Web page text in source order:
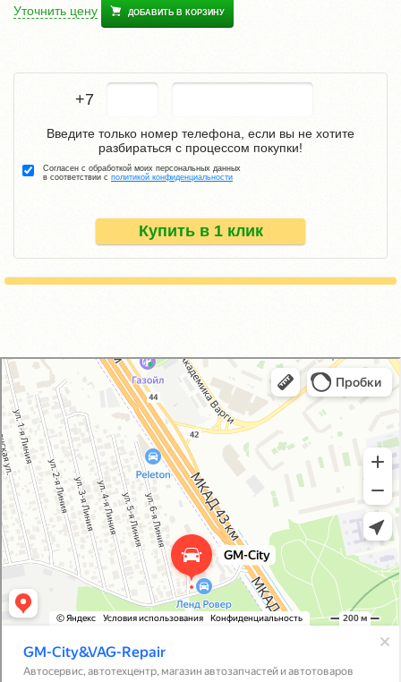
Уточнить цену ДОБАВИТЬ В КОРЗИНУ
+7
Купить в 1 клик
Введите только номер телефона, если вы не хотите
разбираться с процессом покупки!
Согласен с обработкой моих персональных данных
в соответствии с политикой конфиденциальности
GM-City&VAG-Repair
Автосервис, автотехцентр в Москве
Магазин автозапчастей и автотоваров в Москве